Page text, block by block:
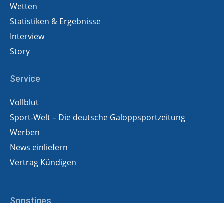
Wetten
Statistiken & Ergebnisse
Interview
Story
Service
Vollblut
Sport-Welt – Die deutsche Galoppsportzeitung
Werben
News einliefern
Vertrag Kündigen
Sonstiges